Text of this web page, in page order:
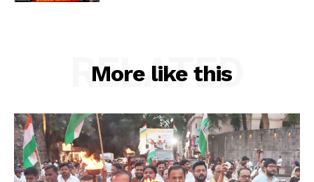
More like this
RELATED